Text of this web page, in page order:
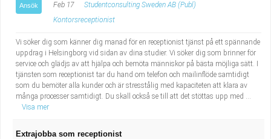
Ansök Feb 17
Studentconsulting Sweden AB (Publ)
Kontorsreceptionist
Vi söker dig som känner dig manad för en receptionist tjänst på ett spännande
uppdrag i Helsingborg vid sidan av dina studier. Vi söker dig som brinner för
service och glädjs av att hjälpa och bemöta människor på bästa möjliga sätt. I
tjänsten som receptionist tar du hand om telefon och mailinflöde samtidigt
som du bemöter alla kunder och är stresstålig med kapaciteten att klara av
många processer samtidigt. Du skall också se till att det stöttas upp med ...
Visa mer
Extrajobba som receptionist